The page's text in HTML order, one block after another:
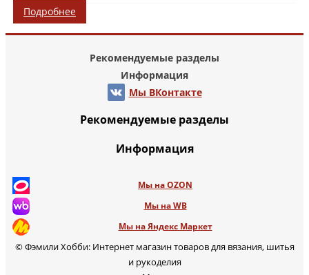
Подробнее
Рекомендуемые разделы
Информация
Мы ВКонтакте
Рекомендуемые разделы
Информация
Мы на OZON
Мы на WB
Мы на Яндекс Маркет
© Фэмили Хобби: Интернет магазин товаров для вязания, шитья
и рукоделия